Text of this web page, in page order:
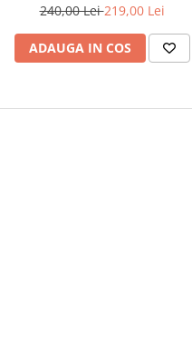
240,00 Lei219,00 Lei
ADAUGA IN COS